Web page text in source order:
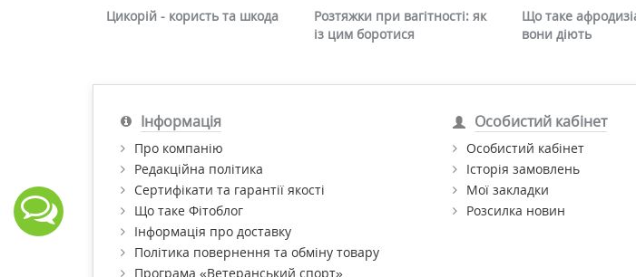
Цикорій - користь та шкода
Розтяжки при вагітності: як
із цим боротися
Що таке
вони діють
Інформація
Про компанію
Редакційна політика
Сертифікати та гарантії якості
Що таке Фітоблог
Інформація про доставку
Політика повернення та обміну товару
Програма «Ветеранський спорт»
Особистий кабінет
Особистий кабінет
Історія замовлень
Мої закладки
Розсилка новин